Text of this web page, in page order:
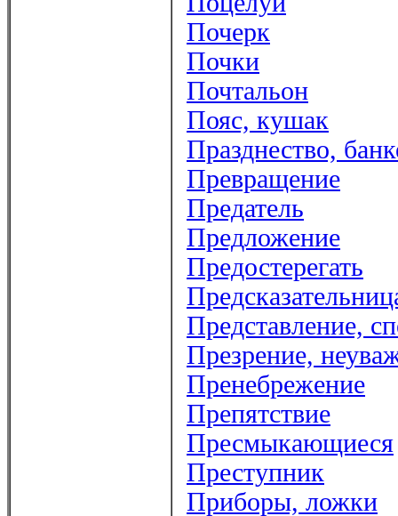
Почерк
Почки
Почтальон
Пояс, кушак
Празднество,
Превращение
Предатель
Предложение
Предостерегать
Представление,
Презрение,
Пренебрежение
Препятствие
Пресмыкающиеся
Преступник
Приборы, ложки